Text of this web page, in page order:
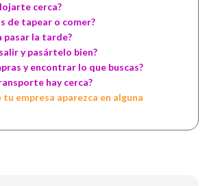
cerca?
de tapear o comer?
pasar la tarde?
y pasártelo bien?
y encontrar lo que buscas?
hay cerca?
tu empresa aparezca en alguna